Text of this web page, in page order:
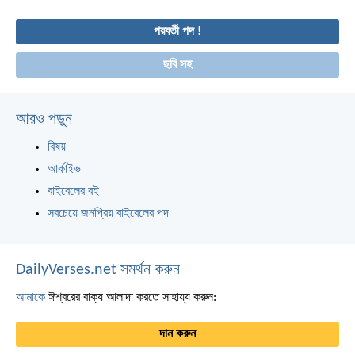
পরবর্তী পদ !
ছবি সহ
আরও পড়ুন
বিষয়
আর্কাইভ
বাইবেলের বই
সবচেয়ে জনপ্রিয় বাইবেলের পদ
DailyVerses.net সমর্থন করুন
আমাকে ঈশ্বরের বাক্য আলাদা করতে সাহায্য করুন:
দান করুন